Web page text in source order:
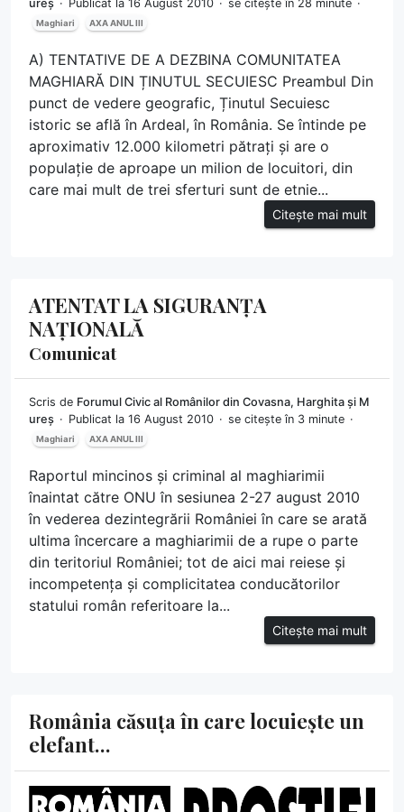
ureș
Publicat la 16 August 2010 se citește în 28 minute
Maghiari AXA ANUL III
A) TENTATIVE DE A DEZBINA COMUNITATEA
MAGHIARĂ DIN ȚINUTUL SECUIESC Preambul Din
punct de vedere geografic, Ținutul Secuiesc
istoric se află în Ardeal, în România. Se întinde pe
aproximativ 12.000 kilometri pătrați și are o
populație de aproape un milion de locuitori, din
care mai mult de trei sferturi sunt de etnie...
Citește mai mult
ATENTAT LA SIGURANȚA
NAȚIONALĂ
Comunicat
Scris de Forumul Civic al Românilor din Covasna, Harghita și M
ureș
Publicat la 16 August 2010 se citește în 3 minute
Maghiari AXA ANUL III
Raportul mincinos și criminal al maghiarimii
înaintat către ONU în sesiunea 2-27 august 2010
în vederea dezintegrării României în care se arată
ultima încercare a maghiarimii de a rupe o parte
din teritoriul României; tot de aici mai reiese și
incompetența și complicitatea conducătorilor
statului român referitoare la...
Citește mai mult
România căsuța în care locuiește un
elefant…